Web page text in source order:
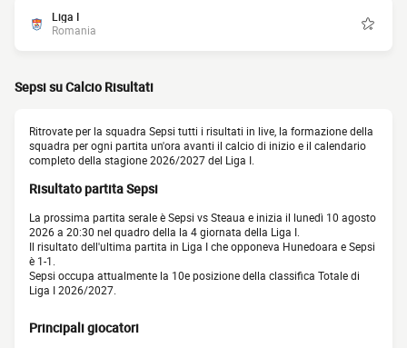
Liga I
Romania
Sepsi su Calcio Risultati
Ritrovate per la squadra Sepsi tutti i risultati in live, la formazione della
squadra per ogni partita un'ora avanti il calcio di inizio e il calendario
completo della stagione 2026/2027 del Liga I.
Risultato partita Sepsi
La prossima partita serale è Sepsi vs Steaua e inizia il lunedì 10 agosto
2026 a 20:30 nel quadro della la 4 giornata della Liga I.
Il risultato dell'ultima partita in Liga I che opponeva Hunedoara e Sepsi
è 1-1.
Sepsi occupa attualmente la 10e posizione della classifica Totale di
Liga I 2026/2027.
Principali giocatori